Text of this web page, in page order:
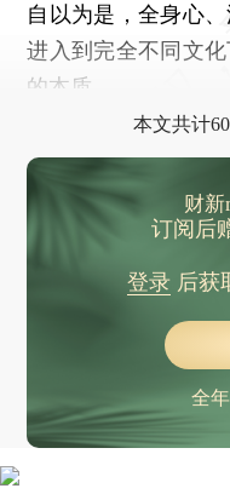
自以为是，全身心
进入到完全不同文
的本质。
本文共计
财
订阅后
登录后获
全